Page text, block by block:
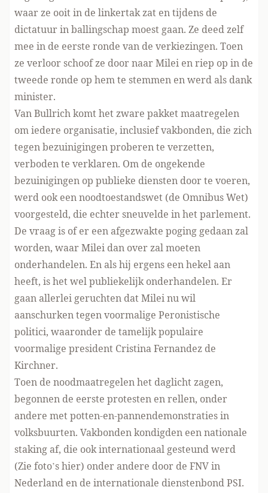
waar ze ooit in de linkertak zat en tijdens de
dictatuur in ballingschap moest gaan. Ze deed zelf
mee in de eerste ronde van de verkiezingen. Toen
ze verloor schoof ze door naar Milei en riep op in de
tweede ronde op hem te stemmen en werd als dank
minister.
Van Bullrich komt het zware pakket maatregelen
om iedere organisatie, inclusief vakbonden, die zich
tegen bezuinigingen proberen te verzetten,
verboden te verklaren. Om de ongekende
bezuinigingen op publieke diensten door te voeren,
werd ook een noodtoestandswet (de Omnibus Wet)
voorgesteld, die echter sneuvelde in het parlement.
De vraag is of er een afgezwakte poging gedaan zal
worden, waar Milei dan over zal moeten
onderhandelen. En als hij ergens een hekel aan
heeft, is het wel publiekelijk onderhandelen. Er
gaan allerlei geruchten dat Milei nu wil
aanschurken tegen voormalige Peronistische
politici, waaronder de tamelijk populaire
voormalige president Cristina Fernandez de
Kirchner.
Toen de noodmaatregelen het daglicht zagen,
begonnen de eerste protesten en rellen, onder
andere met potten-en-pannendemonstraties in
volksbuurten. Vakbonden kondigden een nationale
staking af, die ook internationaal gesteund werd
(Zie foto’s hier) onder andere door de FNV in
Nederland en de internationale dienstenbond PSI.